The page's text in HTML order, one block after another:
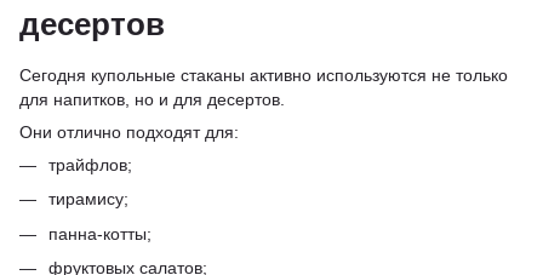
десертов
Сегодня купольные стаканы активно используются не только
для напитков, но и для десертов.
Они отлично подходят для:
трайфлов;
тирамису;
панна-котты;
фруктовых салатов;